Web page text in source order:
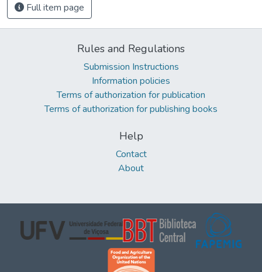
Full item page
Rules and Regulations
Submission Instructions
Information policies
Terms of authorization for publication
Terms of authorization for publishing books
Help
Contact
About